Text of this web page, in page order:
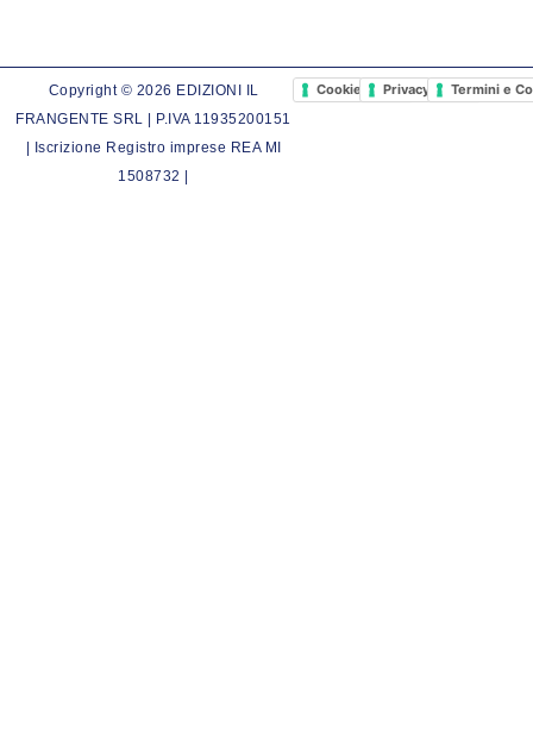
Copyright © 2026 EDIZIONI IL
FRANGENTE SRL | P.IVA 11935200151
| Iscrizione Registro imprese REA MI
1508732 |
Cookie PolicyPrivacy PolicyTermini e